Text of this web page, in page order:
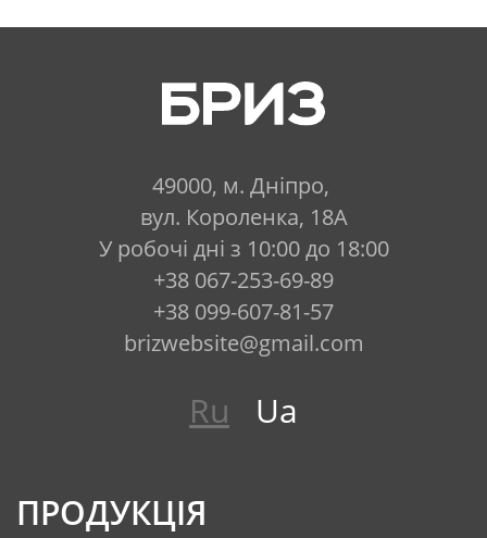
49000, м. Дніпро,
вул. Короленка, 18А
У робочі дні з 10:00 до 18:00
+38 067-253-69-89
+38 099-607-81-57
brizwebsite@gmail.com
Ru Ua
ПРОДУКЦІЯ